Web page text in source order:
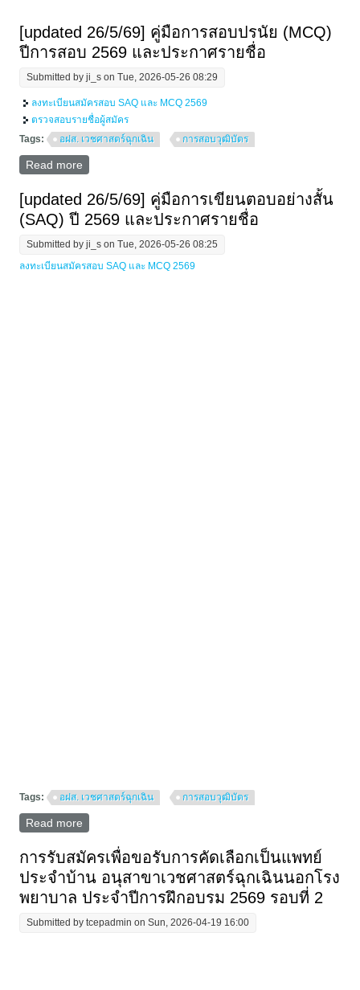
[updated 26/5/69] คู่มือการสอบปรนัย (MCQ)
ปีการสอบ 2569 และประกาศรายชื่อ
Submitted byji_s on Tue, 2026-05-26 08:29
ลงทะเบียนสมัครสอบ SAQ และ MCQ 2569
ตรวจสอบรายชื่อผู้สมัคร
Tags:
อฝส. เวชศาสตร์ฉุกเฉิน การสอบวุฒิบัตร
Read more
[updated 26/5/69] คู่มือการเขียนตอบอย่างสั้น
(SAQ) ปี 2569 และประกาศรายชื่อ
Submitted byji_s on Tue, 2026-05-26 08:25
ลงทะเบียนสมัครสอบ SAQ และ MCQ 2569
Tags: อฝส. เวชศาสตร์ฉุกเฉิน การสอบวุฒิบัตร
Read more
การรับสมัครเพื่อขอรับการคัดเลือกเป็นแพทย์
ประจำบ้าน อนุสาขาเวชศาสตร์ฉุกเฉินนอกโรง
พยาบาล ประจำปีการฝึกอบรม 2569 รอบที่ 2
Submitted bytcepadmin on Sun, 2026-04-19 16:00